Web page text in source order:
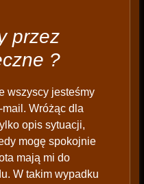
przez
?
wszyscy jesteśmy
Wróżąc dla
opis sytuacji,
mogę spokojnie
mają mi do
W takim wypadku